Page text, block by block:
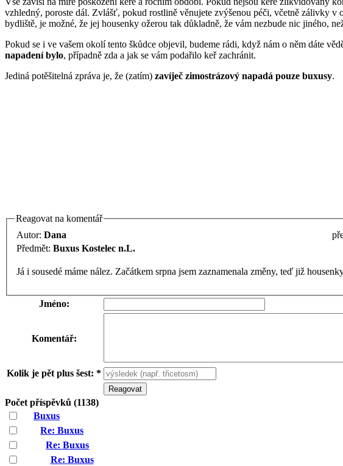
vzhledný, poroste dál. Zvlášť, pokud rostlině věnujete zvýšenou péči, včetně zálivky v
bydliště, je možné, že jej housenky ožerou tak důkladně, že vám nezbude nic jiného,
Pokud se i ve vašem okolí tento škůdce objevil, budeme rádi, když nám o něm dáte
napadení bylo, případně zda a jak se vám podařilo keř zachránit.
Jediná potěšitelná zpráva je, že (zatím) zavíječ zimostrázový napadá pouze buxusy.
Reagovat na komentář
Autor: Dana
Předmět: Buxus Kostelec n.L.
Já i sousedé máme nález. Začátkem srpna jsem zaznamenala změny, teď již
Jméno:
Komentář:
Kolik je pět plus šest: *
Počet příspěvků (1138)
Buxus
Re: Buxus
Re: Buxus
Re: Buxus